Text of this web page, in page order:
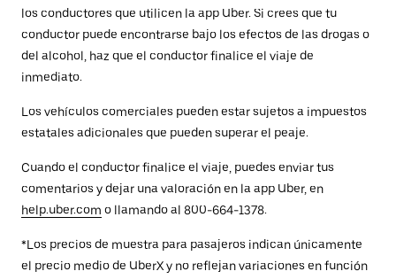
los conductores que utilicen la app Uber. Si crees que tu
conductor puede encontrarse bajo los efectos de las drogas o
del alcohol, haz que el conductor finalice el viaje de
inmediato.
Los vehículos comerciales pueden estar sujetos a impuestos
estatales adicionales que pueden superar el peaje.
Cuando el conductor finalice el viaje, puedes enviar tus
comentarios y dejar una valoración en la app Uber, en
help.uber.com o llamando al 800-664-1378.
*Los precios de muestra para pasajeros indican únicamente
el precio medio de UberX y no reflejan variaciones en función